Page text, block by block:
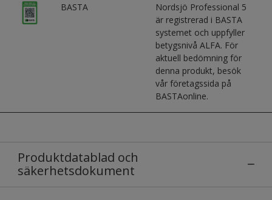
BASTA
Nordsjö Professional 5
är registrerad i BASTA
systemet och uppfyller
betygsnivå ALFA. För
aktuell bedömning för
denna produkt, besök
vår företagssida på
BASTAonline.
Produktdatablad och
säkerhetsdokument